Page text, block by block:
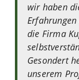
wir haben
die Firma
Gesondert
unserem